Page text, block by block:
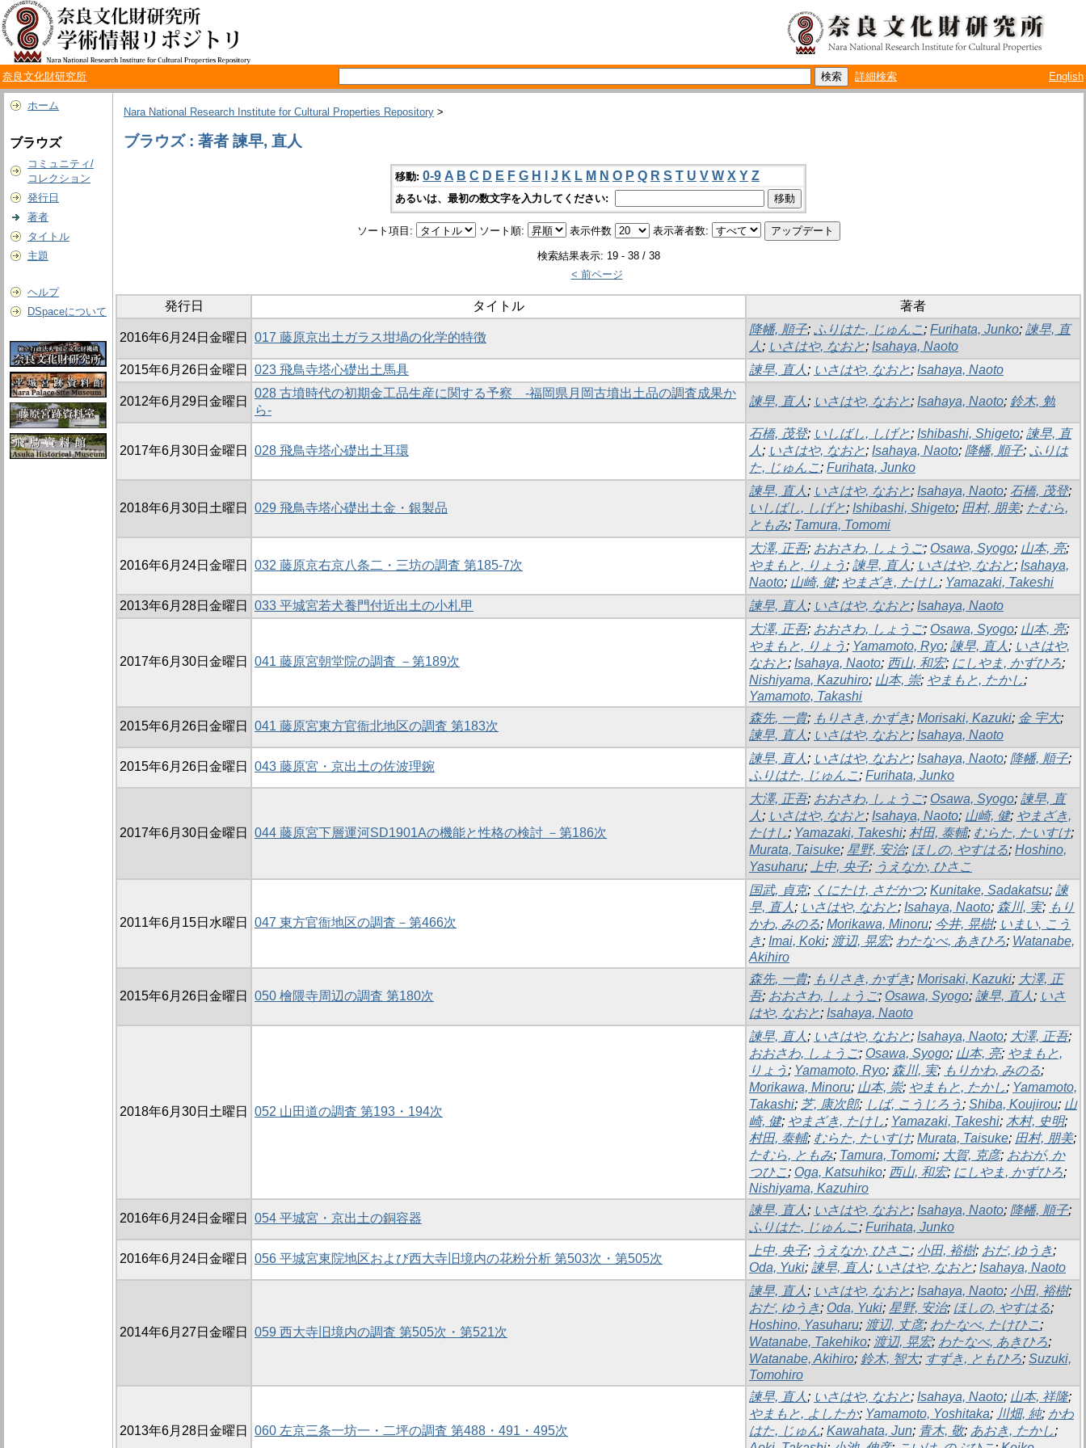
奈良文化財研究所 詳細検索 English
ホーム
ブラウズ
コミュニティ/
コレクション
発行日
著者
タイトル
主題
ヘルプ
DSpaceについて
Nara National Research Institute for Cultural Properties Repository >
ブラウズ : 著者 諫早, 直人
移動: 0-9 A B C D E F G H J K L M N O P Q R S T U V W X Y Z
あるいは、最初の数文字を入力してください:
ソート項目: ソート順: 表示件数 表示著者数:
検索結果表示: 19 - 38 / 38
< 前ページ
発行日 タイトル 著者
2016年6月24日金曜日 017 藤原京出土ガラス坩堝の化学的特徴
降幡, 順子; ふりはた, じゅんこ; Furihata, Junko; 諫早, 直
人 ; いさはや, なおと; Isahaya, Naoto
2015年6月26日金曜日
023 飛鳥寺塔心礎出土馬具 諫早, 直人 ; いさはや, なおと; Isahaya, Naoto
2012年6月29日金曜日
028 古墳時代の初期金工品生産に関する予察 -福岡県月岡古墳出土品の調査成果か
ら-
諫早, 直人 ; いさはや, なおと; Isahaya, Naoto; 鈴木, 勉
2017年6月30日金曜日 028 飛鳥寺塔心礎出土耳環
石橋, 茂登; いしばし, しげと; Ishibashi, Shigeto; 諫早, 直
人 ; いさはや, なおと; Isahaya, Naoto; 降幡, 順子; ふりは
た, じゅんこ; Furihata, Junko
2018年6月30日土曜日 029 飛鳥寺塔心礎出土金・銀製品
諫早, 直人 ; いさはや, なおと; Isahaya, Naoto; 石橋, 茂登;
いしばし, しげと; Ishibashi, Shigeto; 田村, 朋美; たむら,
ともみ; Tamura, Tomomi
2016年6月24日金曜日 032 藤原京右京八条二・三坊の調査 第185-7次
大澤, 正吾; おおさわ, しょうご; Osawa, Syogo; 山本, 亮;
やまもと, りょう ; 諫早, 直人 ; いさはや, なおと; Isahaya,
Naoto; 山崎, 健; やまざき, たけし; Yamazaki, Takeshi
2013年6月28日金曜日
033 平城宮若犬養門付近出土の小札甲 諫早, 直人 ; いさはや, なおと; Isahaya, Naoto
2017年6月30日金曜日 041 藤原宮朝堂院の調査 －第189次
大澤, 正吾; おおさわ, しょうご; Osawa, Syogo; 山本, 亮;
やまもと, りょう ; Yamamoto, Ryo; 諫早, 直人 ; いさはや,
なおと; Isahaya, Naoto; 西山, 和宏; にしやま, かずひろ;
Nishiyama, Kazuhiro; 山本, 崇; やまもと, たかし;
Yamamoto, Takashi
2015年6月26日金曜日 041 藤原宮東方官衙北地区の調査 第183次
森先, 一貴; もりさき, かずき; Morisaki, Kazuki; 金 宇大;
諫早, 直人 ; いさはや, なおと; Isahaya, Naoto
2015年6月26日金曜日 043 藤原宮・京出土の佐波理鋺
諫早, 直人 ; いさはや, なおと; Isahaya, Naoto; 降幡, 順子;
ふりはた, じゅんこ; Furihata, Junko
2017年6月30日金曜日 044 藤原宮下層運河SD1901Aの機能と性格の検討 －第186次
大澤, 正吾; おおさわ, しょうご; Osawa, Syogo; 諫早, 直
人 ; いさはや, なおと; Isahaya, Naoto; 山崎, 健; やまざき,
たけし; Yamazaki, Takeshi; 村田, 泰輔; むらた, たいすけ;
Murata, Taisuke; 星野, 安治; ほしの, やすはる; Hoshino,
Yasuharu; 上中, 央子; うえなか, ひさこ
2011年6月15日水曜日 047 東方官衙地区の調査－第466次
国武, 貞克; くにたけ, さだかつ; Kunitake, Sadakatsu; 諫
早, 直人 ; いさはや, なおと; Isahaya, Naoto; 森川, 実; もり
かわ, みのる; Morikawa, Minoru; 今井, 晃樹; いまい, こう
き; Imai, Koki; 渡辺, 晃宏; わたなべ, あきひろ; Watanabe,
Akihiro
2015年6月26日金曜日 050 檜隈寺周辺の調査 第180次
森先, 一貴; もりさき, かずき; Morisaki, Kazuki; 大澤, 正
吾; おおさわ, しょうご; Osawa, Syogo; 諫早, 直人 ; いさ
はや, なおと; Isahaya, Naoto
2018年6月30日土曜日 052 山田道の調査 第193・194次
諫早, 直人 ; いさはや, なおと; Isahaya, Naoto; 大澤, 正吾;
おおさわ, しょうご; Osawa, Syogo; 山本, 亮; やまもと,
りょう ; Yamamoto, Ryo; 森川, 実; もりかわ, みのる;
Morikawa, Minoru; 山本, 崇; やまもと, たかし; Yamamoto,
Takashi; 芝, 康次郎; しば, こうじろう ; Shiba, Koujirou; 山
崎, 健; やまざき, たけし; Yamazaki, Takeshi; 木村, 史明;
村田, 泰輔; むらた, たいすけ; Murata, Taisuke; 田村, 朋美;
たむら, ともみ; Tamura, Tomomi; 大賀, 克彦; おおが, か
つひこ; Oga, Katsuhiko; 西山, 和宏; にしやま, かずひろ;
Nishiyama, Kazuhiro
2016年6月24日金曜日 054 平城宮・京出土の銅容器
諫早, 直人 ; いさはや, なおと; Isahaya, Naoto; 降幡, 順子;
ふりはた, じゅんこ; Furihata, Junko
2016年6月24日金曜日 056 平城宮東院地区および西大寺旧境内の花粉分析 第503次・第505次
上中, 央子; うえなか, ひさこ; 小田, 裕樹; おだ, ゆうき;
Oda, Yuki; 諫早, 直人 ; いさはや, なおと; Isahaya, Naoto
2014年6月27日金曜日 059 西大寺旧境内の調査 第505次・第521次
諫早, 直人 ; いさはや, なおと; Isahaya, Naoto; 小田, 裕樹;
おだ, ゆうき; Oda, Yuki; 星野, 安治; ほしの, やすはる;
Hoshino, Yasuharu; 渡辺, 丈彦; わたなべ, たけひこ;
Watanabe, Takehiko; 渡辺, 晃宏; わたなべ, あきひろ;
Watanabe, Akihiro; 鈴木, 智大; すずき, ともひろ; Suzuki,
Tomohiro
2013年6月28日金曜日 060 左京三条一坊一・二坪の調査 第488・491・495次
諫早, 直人 ; いさはや, なおと; Isahaya, Naoto; 山本, 祥隆;
やまもと, よしたか; Yamamoto, Yoshitaka; 川畑, 純; かわ
はた, じゅん; Kawahata, Jun; 青木, 敬; あおき, たかし;